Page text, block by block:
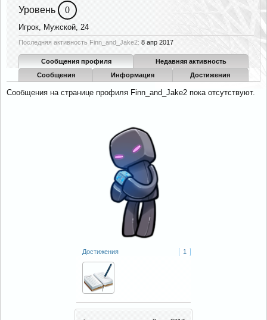
Достижения 1
Уровень 0
Игрок, Мужской, 24
Последняя активность Finn_and_Jake2: 8 апр 2017
Сообщения профиля
Недавняя активность
Сообщения
Информация Достижения
Сообщения на странице профиля Finn_and_Jake2 пока отсутствуют.